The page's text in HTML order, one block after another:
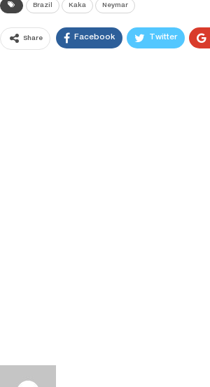
Brazil Kaka Neymar
Share Facebook Twitter